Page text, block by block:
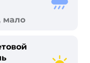
мало